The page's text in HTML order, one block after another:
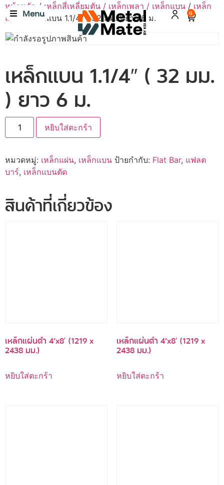
Menu 0
หน้าหลัก / เหล็กสี่เหลี่ยมตัน / เหล็กเพลา / เหล็กแบน / เหล็ก
แบน / เหล็กแบน 1.1/4″ ( 32 มม. ) ยาว 6 ม.
เหล็กแบน 1.1/4″ ( 32 มม.
) ยาว 6 ม.
หยิบใส่ตะกร้า
หมวดหมู่: เหล็กแผ่น, เหล็กแบน ป้ายกำกับ: Flat Bar, แฟลต
บาร์, เหล็กแบนตัด
สินค้าที่เกี่ยวข้อง
เหล็กแผ่นดำ 4’x8′ (1219 x
2438 มม.)
หยิบใส่ตะกร้า
เหล็กแผ่นดำ 4’x8′ (1219 x
2438 มม.)
หยิบใส่ตะกร้า